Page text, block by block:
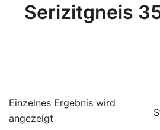
Serizitgneis
Einzelnes Ergebnis wird
angezeigt